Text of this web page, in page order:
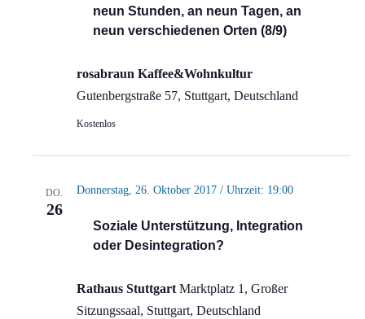
neun Stunden, an neun Tagen, an
neun verschiedenen Orten (8/9)
rosabraun Kaffee&Wohnkultur
Gutenbergstraße 57, Stuttgart, Deutschland
Kostenlos
DO.
26
Soziale Unterstützung, Integration
oder Desintegration?
Donnerstag, 26. Oktober 2017 / Uhrzeit: 19:00
Rathaus Stuttgart Marktplatz 1, Großer
Sitzungssaal, Stuttgart, Deutschland